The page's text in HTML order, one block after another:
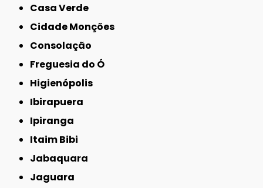
Casa Verde
Cidade Monções
Consolação
Freguesia do Ó
Higienópolis
Ibirapuera
Ipiranga
Itaim Bibi
Jabaquara
Jaguara